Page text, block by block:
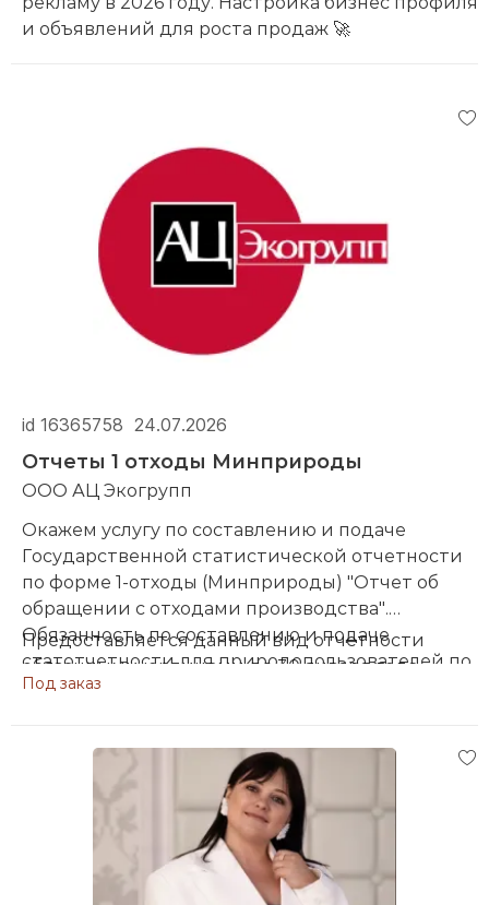
и объявлений для роста продаж 🚀
id 16365758 24.07.2026
Отчеты 1 отходы Минприроды
ООО АЦ Экогрупп
Окажем услугу по составлению и подаче
Государственной статистической отчетности
по форме 1-отходы (Минприроды) "Отчет об
обращении с отходами производства".
Обязанность по составлению и подаче
статотчетности для природопользователей по
форме 1-отходы (Минприроды) установлена
Беларусь от 30 сентября 2022 г. за N 90
Предоставляется данный вид отчетности
обязанными юрлицами до 30 января года,
следующего за отчетным, в виде электронного
программного обеспечения.
Статистическая отчетность по форме 1-отходы
(Минприроды) представляет из себя ряд
электронных таблиц, данные в которые
вносятся на основании:
форм учетной документации в области
Под заказ